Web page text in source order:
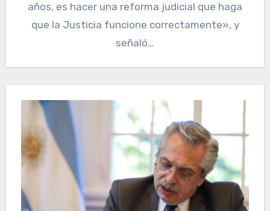
años, es hacer una reforma judicial que haga
que la Justicia funcione correctamente», y
señaló…